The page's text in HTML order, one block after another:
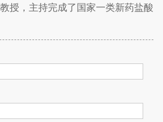
授，主持完成了国家一类新药盐酸